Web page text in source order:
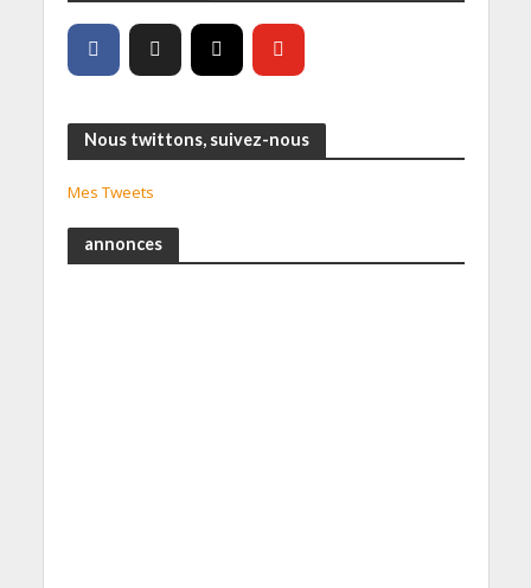
Nous twittons, suivez-nous
Mes Tweets
annonces